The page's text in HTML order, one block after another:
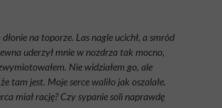
dłonie na toporze. Las nagle ucichł, a smród
uderzył mnie w nozdrza tak mocno,
Nie widziałem go, ale
tam jest. Moje serce waliło jak oszalałe.
miał rację? Czy sypanie soli naprawdę